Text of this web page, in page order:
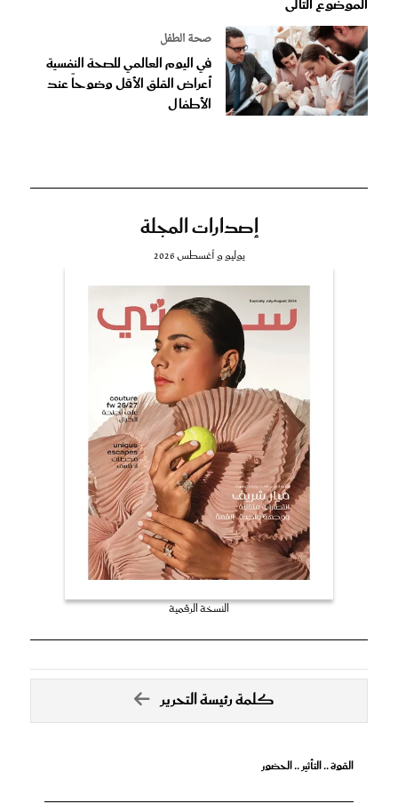
الموضوع التالى
صحة الطفل
في اليوم العالمي للصحة النفسية
أعراض القلق الأقل وضوحاً عند
الأطفال
إصدارات المجلة
يوليو و أغسطس 2026
النسخة الرقمية
كلمة رئيسة التحرير
القوة .. التأثير .. الحضور